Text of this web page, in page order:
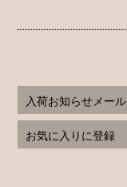
入荷お知らせメール
お気に入りに登録